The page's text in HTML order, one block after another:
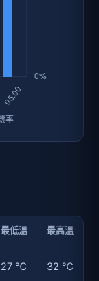
最低溫 最高溫
27 ℃ 32 ℃